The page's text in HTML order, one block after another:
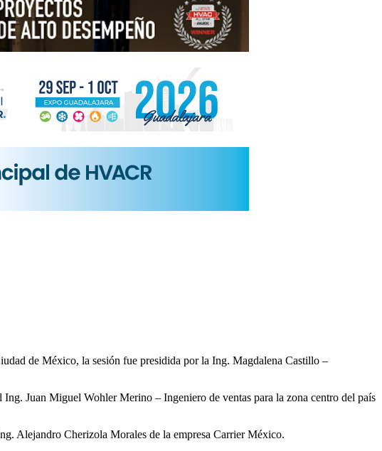
de México, la sesión fue presidida por la Ing. Magdalena Castillo –
Juan Miguel Wohler Merino – Ingeniero de ventas para la zona centro del país
Alejandro Cherizola Morales de la empresa Carrier México.